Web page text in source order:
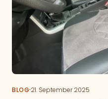
BLOG·21. September 2025